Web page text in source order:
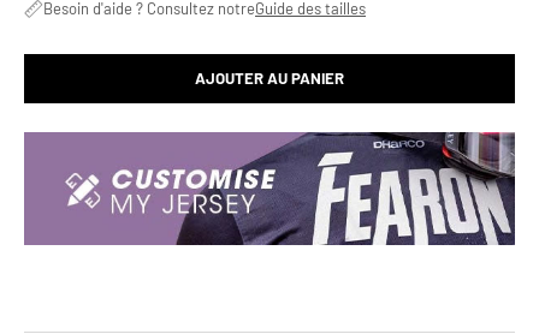
Besoin d'aide ? Consultez notreGuide des tailles
AJOUTER AU PANIER